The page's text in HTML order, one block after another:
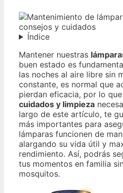
Índice
Mantener nuestras
buen estado es
las noches al aire libre sin
constante, es normal que
pierdan eficacia, por lo
cuidados y limpieza
largo de este artículo, te
más importantes para
lámparas funcionen de
alargando su vida útil y
rendimiento. Así, podrás
tus momentos en familia
mosquitos.